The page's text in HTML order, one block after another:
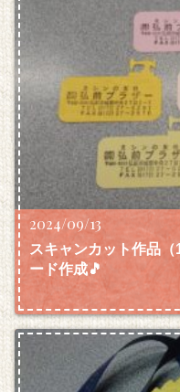
2024/09/13
スキャンカット作品
ード作成🎵